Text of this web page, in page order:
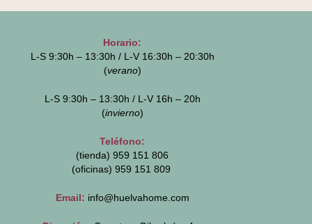
Horario:
L-S 9:30h – 13:30h / L-V 16:30h – 20:30h
(verano)
L-S 9:30h – 13:30h / L-V 16h – 20h
(invierno)
Teléfono:
(tienda) 959 151 806
(oficinas) 959 151 809
Email: info@huelvahome.com